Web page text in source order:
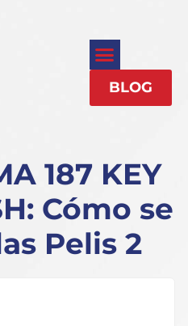
BLOG
187 KEY
Cómo se
Pelis 2